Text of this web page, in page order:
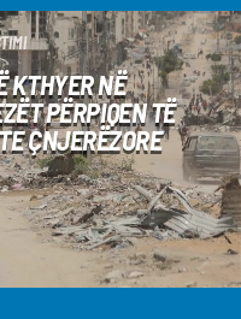
KTHYER NË
PËRPIQEN TË
ÇNJERËZORE